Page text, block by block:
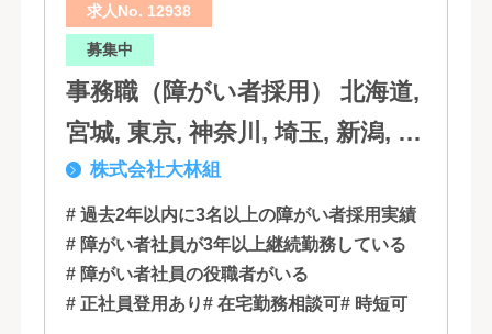
求人No. 12938
募集中
事務職（障がい者採用） 北海道,
宮城, 東京, 神奈川, 埼玉, 新潟, 愛
知, 大阪, 京都, 兵庫, 広島, 香川,
福岡
株式会社大林組
# 過去2年以内に3名以上の障がい者採用実績
# 障がい者社員が3年以上継続勤務している
# 障がい者社員の役職者がいる
# 正社員登用あり# 在宅勤務相談可# 時短可